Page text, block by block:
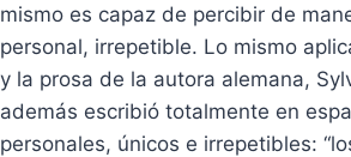
mismo es capaz de percibir de
personal, irrepetible. Lo mismo
y la prosa de la autora alemana,
además escribió totalmente en
personales, únicos e irrepetibles: